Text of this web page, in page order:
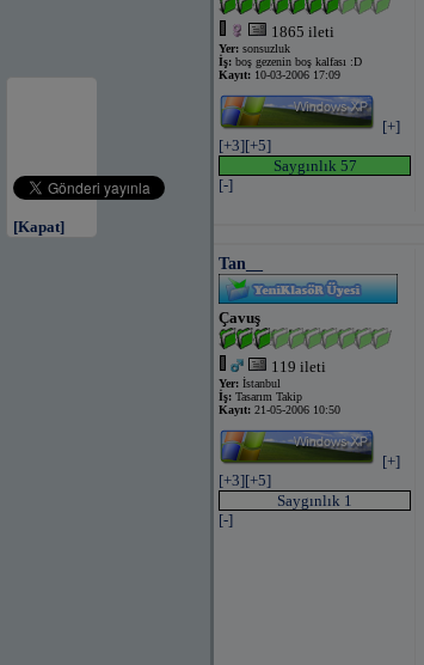
[Kapat]
1865 ileti
Yer: sonsuzluk
İş: boş gezenin boş kalfası :D
Kayıt: 10-03-2006 17:09
[+]
[+3][+5]
Saygınlık 57
[-]
Tan__
Çavuş
119 ileti
Yer: İstanbul
İş: Tasarım Takip
Kayıt: 21-05-2006 10:50
[+]
[+3][+5]
Saygınlık 1
[-]